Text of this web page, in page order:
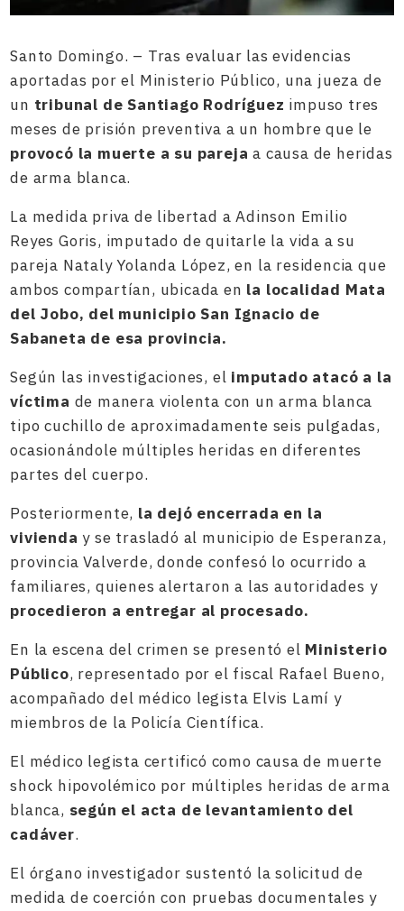
Santo Domingo. – Tras evaluar las evidencias
aportadas por el Ministerio Público, una jueza de
un tribunal de Santiago Rodríguez impuso tres
meses de prisión preventiva a un hombre que le
provocó la muerte a su pareja a causa de heridas
de arma blanca.
La medida priva de libertad a Adinson Emilio
Reyes Goris, imputado de quitarle la vida a su
pareja Nataly Yolanda López, en la residencia que
ambos compartían, ubicada en la localidad Mata
del Jobo, del municipio San Ignacio de
Sabaneta de esa provincia.
Según las investigaciones, el imputado atacó a la
víctima de manera violenta con un arma blanca
tipo cuchillo de aproximadamente seis pulgadas,
ocasionándole múltiples heridas en diferentes
partes del cuerpo.
Posteriormente, la dejó encerrada en la
vivienda y se trasladó al municipio de Esperanza,
provincia Valverde, donde confesó lo ocurrido a
familiares, quienes alertaron a las autoridades y
procedieron a entregar al procesado.
En la escena del crimen se presentó el Ministerio
Público, representado por el fiscal Rafael Bueno,
acompañado del médico legista Elvis Lamí y
miembros de la Policía Científica.
El médico legista certificó como causa de muerte
shock hipovolémico por múltiples heridas de arma
blanca, según el acta de levantamiento del
cadáver.
El órgano investigador sustentó la solicitud de
medida de coerción con pruebas documentales y